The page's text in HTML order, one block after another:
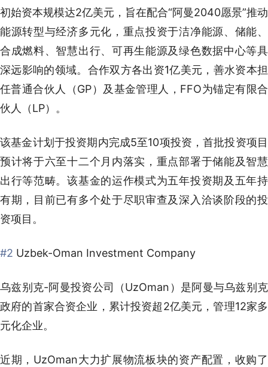
初始资本规模达2亿美元，旨在配合“阿曼2040愿景”推动
能源转型与经济多元化，重点投资于洁净能源、储能、
合成燃料、智慧出行、可再生能源及绿色数据中心等具
深远影响的领域。合作双方各出资1亿美元，善水资本担
任普通合伙人（GP）及基金管理人，FFO为锚定有限合
伙人（LP）。
该基金计划于投资期内完成5至10项投资，首批投资项目
预计将于六至十二个月内落实，重点部署于储能及智慧
出行等范畴。该基金的运作模式为五年投资期及五年持
有期，目前已有多个处于尽职审查及深入洽谈阶段的投
资项目。
#2 Uzbek-Oman Investment Company
乌兹别克-阿曼投资公司（UzOman）是阿曼与乌兹别克
政府的首家合资企业，累计投资超2亿美元，管理12家多
元化企业。
近期，UzOman大力扩展物流板块的资产配置，收购了